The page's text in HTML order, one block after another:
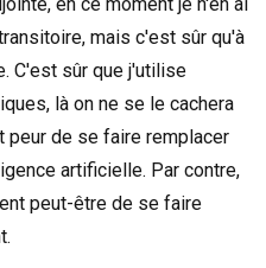
mais c'est sûr qu'à
C'est sûr que j'utilise
là on ne se le cachera
peur de se faire remplacer
artificielle. Par contre,
peut-être de se faire